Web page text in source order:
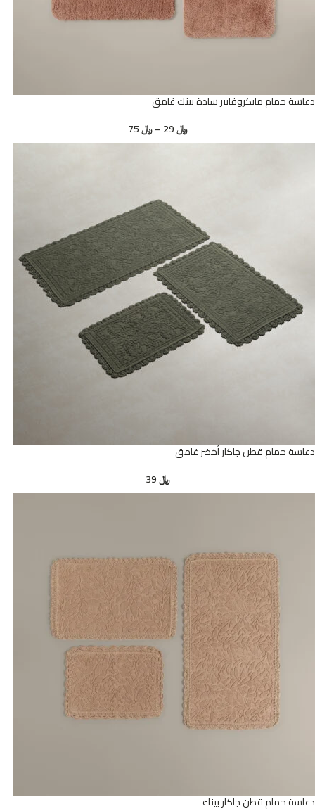
دعاسة حمام مايكروفايبر سادة بينك غامق
﷼
–﷼
دعاسة حمام قطن جاكار أخضر غامق
﷼
دعاسة حمام قطن جاكار بينك